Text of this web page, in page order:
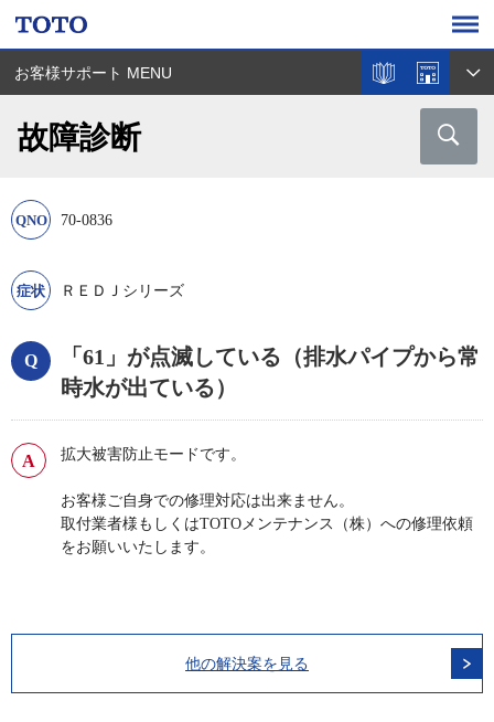
お客様サポート MENU
故障診断
70-0836
ＲＥＤＪシリーズ
「61」が点滅している（排水パイプから常
時水が出ている）
拡大被害防止モードです。
お客様ご自身での修理対応は出来ません。
取付業者様もしくはTOTOメンテナンス（株）への修理依頼
をお願いいたします。
他の解決案を見る